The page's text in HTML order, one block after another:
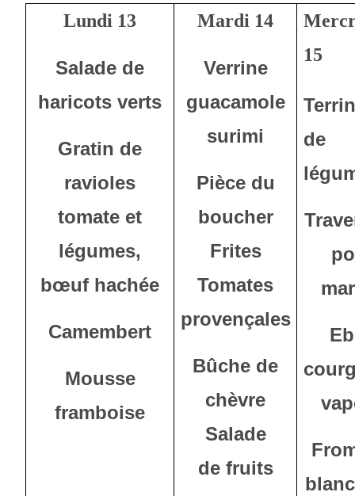
Lundi 13
Salade de
haricots verts
Gratin de
ravioles
tomate et
légumes,
bœuf hachée
Camembert
Mousse
framboise
Mardi 14
Verrine
guacamole
surimi
Pièce du
boucher
Frites
Tomates
provençales
Bûche de
chèvre
Salade
de fruits
15
de